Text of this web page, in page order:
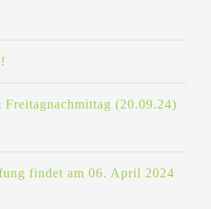
(20.09.24)
findet am 06. April 2024